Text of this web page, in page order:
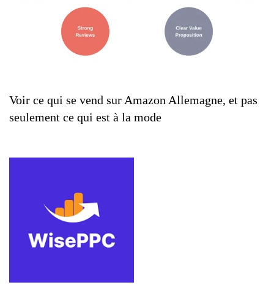
Voir ce qui se vend sur Amazon Allemagne, et pas
seulement ce qui est à la mode